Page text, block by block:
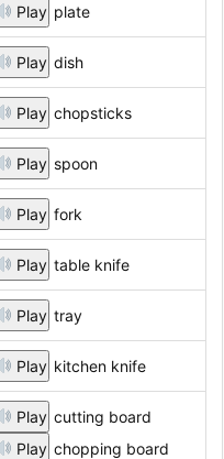
Play plate
Play dish
Play chopsticks
Play spoon
Play fork
Play table knife
Play tray
Play kitchen knife
Play cutting board
Play chopping board